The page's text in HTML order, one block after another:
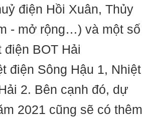
điện Hồi Xuân, Thủy
- mở rộng…) và một số
điện BOT Hải
điện Sông Hậu 1, Nhiệt
2. Bên cạnh đó, dự
2021 cũng sẽ có thêm